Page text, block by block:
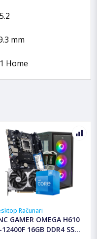
mm
Home
Računari
GAMER OMEGA H610
16GB DDR4 SSD